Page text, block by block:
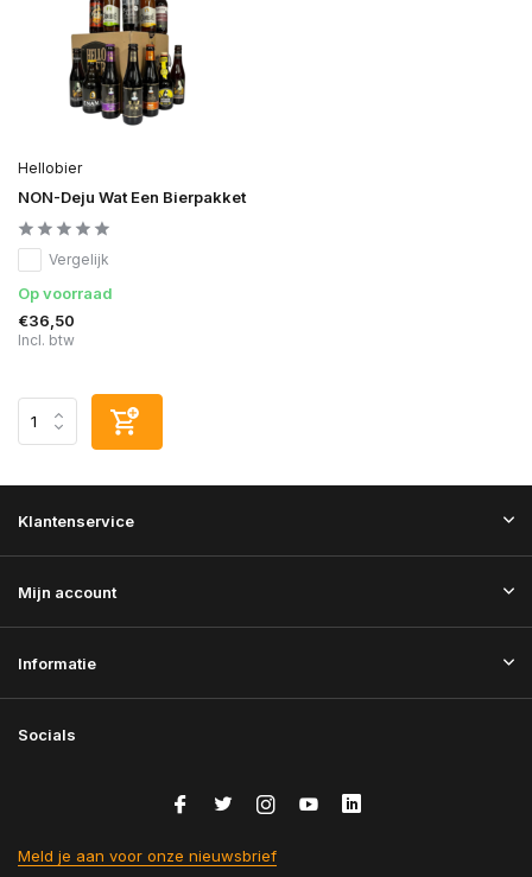
Hellobier
NON-Deju Wat Een Bierpakket
Vergelijk
Op voorraad
€36,50
Incl. btw
Klantenservice
Mijn account
Informatie
Socials
Meld je aan voor onze nieuwsbrief